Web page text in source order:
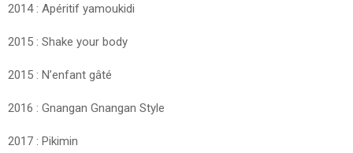
2014 : Apéritif yamoukidi
2015 : Shake your body
2015 : N’enfant gâté
2016 : Gnangan Gnangan Style
2017 : Pikimin